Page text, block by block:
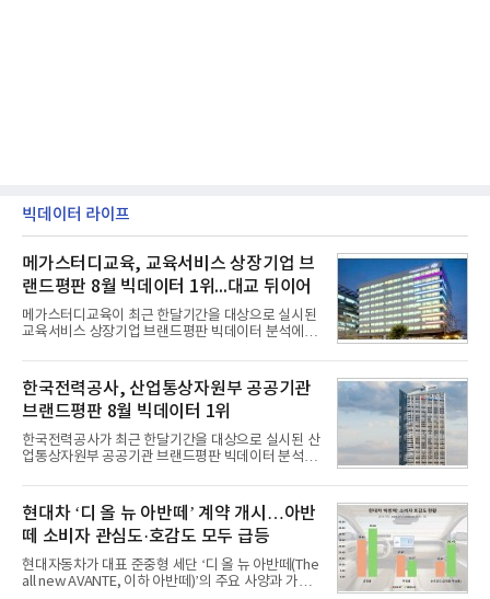
빅데이터 라이프
메가스터디교육, 교육서비스 상장기업 브
랜드평판 8월 빅데이터 1위...대교 뒤이어
메가스터디교육이 최근 한달기간을 대상으로 실시된
교육서비스 상장기업 브랜드평판 빅데이터 분석에서
일 한국기업평판연구소(소장 구창환)는 국내 교육서
비스 상장기업 브랜드를 대상으로 지난 7월 7일부터
8월 7일까지 수집된 소비자 빅데이터 10,074,233건
을 분석한 결과, 메가스터디교육이 브랜드평판지수
1,710,926을 기록하며 8월 1위에 올랐다고 밝혔다.
분석에 활용된 빅데이터는 지난 7월(9,491,206건) 대
비 6.14% 증가한 수치로, 교육서비스 상장기업 브랜
디교육, 대교, 디지
한국전력공사, 산업통상자원부 공공기관
브랜드평판 8월 빅데이터 1위
한국전력공사가 최근 한달기간을 대상으로 실시된 산
업통상자원부 공공기관 브랜드평판 빅데이터 분석에
이 순으로 뒤를 이었다.7일 한국기업평판연구소(소장
구창환)는 산업통상자원부 공공기관 41개 브랜드를
대상으로 지난 7월 7일부터 8월 7일까지 수집된 소비
자 빅데이터 91,102,549건을 분석한 결과, 한국전력
공사가 브랜드평판지수 10,670,633을 기록하며 8월
1위에 올랐다고 밝혔다. 분석에 활용된 빅데이터는 지
난 7월(88,893,823건) 대비 2.48% 증가한 수치다.연
현대차 ‘디 올 뉴 아반떼’ 계약 개시…아반
떼 소비자 관심도·호감도 모두 급등
현대자동차가 대표 준중형 세단 ‘디 올 뉴 아반떼(The
all new AVANTE, 이하 아반떼)’의 주요 사양과 가격